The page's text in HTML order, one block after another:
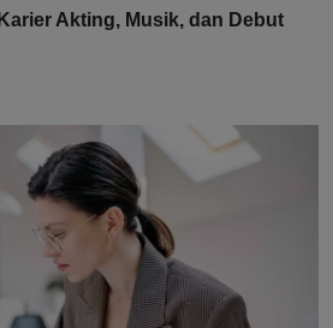
Akting, Musik, dan Debut